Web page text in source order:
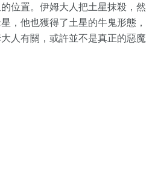
位置。伊姆大人把土星抹殺，然
，他也獲得了土星的牛鬼形態，
人有關，或許並不是真正的惡魔